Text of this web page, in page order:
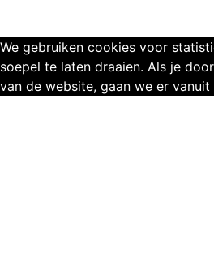
We gebruiken cookies voor
soepel te laten draaien. Als je
van de website, gaan we er